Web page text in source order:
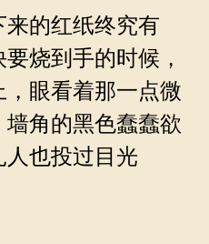
的红纸终究有
烧到手的时候，
眼看着那一点微
角的黑色蠢蠢欲
也投过目光